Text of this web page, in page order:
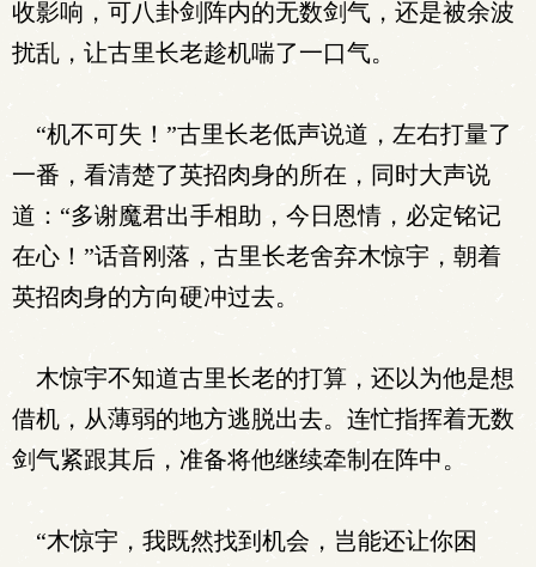
收影响，可八卦剑阵内的无数剑气，还是被余波
扰乱，让古里长老趁机喘了一口气。
“机不可失！”古里长老低声说道，左右打量了
一番，看清楚了英招肉身的所在，同时大声说
道：“多谢魔君出手相助，今日恩情，必定铭记
在心！”话音刚落，古里长老舍弃木惊宇，朝着
英招肉身的方向硬冲过去。
木惊宇不知道古里长老的打算，还以为他是想
借机，从薄弱的地方逃脱出去。连忙指挥着无数
剑气紧跟其后，准备将他继续牵制在阵中。
“木惊宇，我既然找到机会，岂能还让你困